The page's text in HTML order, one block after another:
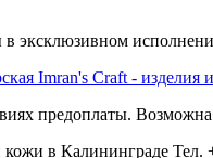
эксклюзивном
предоплаты.